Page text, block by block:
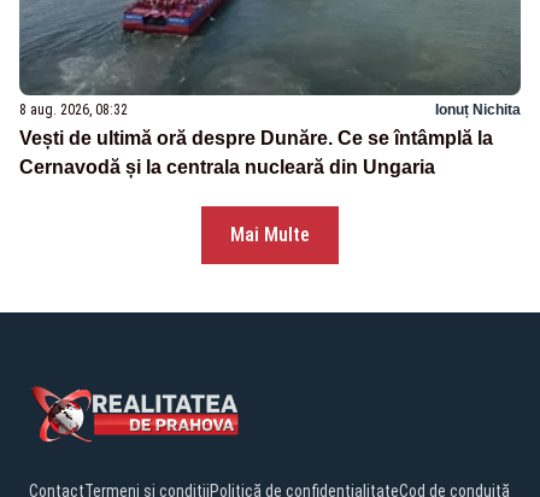
8 aug. 2026, 08:32 Ionuț Nichita
Vești de ultimă oră despre Dunăre. Ce se întâmplă la
Cernavodă și la centrala nucleară din Ungaria
Mai Multe
ContactTermeni și condițiiPolitică de confidențialitateCod de conduită